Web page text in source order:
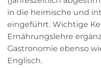
in die heimische und
eingeführt. Wichtige
Ernährungslehre
Gastronomie ebenso
Englisch.